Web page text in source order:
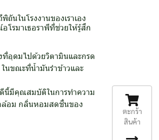
นในโรงงานของเราเอง
โรมาเธอราพีที่ช่วยให้รู้สึก
อุดมไปด้วยวิตามินและกรด
นขณะที่น้ำมันรำข้าวและ
ดีนี้มีคุณสมบัติในการทำความ
ดล้อม กลิ่นหอมสดชื่นของ
ตะกร้า
สินค้า